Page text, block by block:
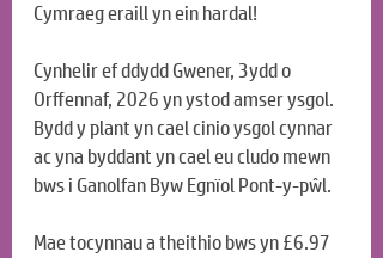
Cymraeg eraill yn ein hardal!
Cynhelir ef ddydd Gwener, 3ydd o
Orffennaf, 2026 yn ystod amser ysgol.
Bydd y plant yn cael cinio ysgol cynnar
ac yna byddant yn cael eu cludo mewn
bws i Ganolfan Byw Egnïol Pont-y-pŵl.
Mae tocynnau a theithio bws yn £6.97